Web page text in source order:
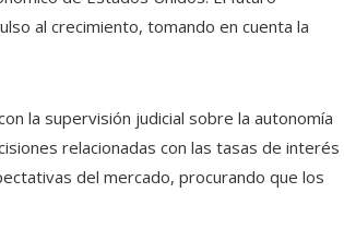
al crecimiento, tomando en cuenta la
la supervisión judicial sobre la autonomía
relacionadas con las tasas de interés
del mercado, procurando que los